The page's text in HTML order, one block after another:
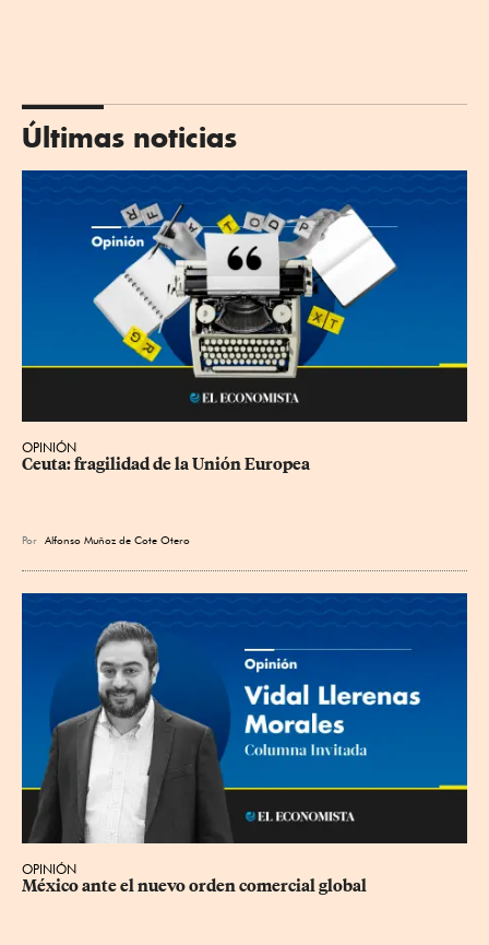
Últimas noticias
OPINIÓN
Ceuta: fragilidad de la Unión Europea
Por Alfonso Muñoz de Cote Otero
OPINIÓN
México ante el nuevo orden comercial global